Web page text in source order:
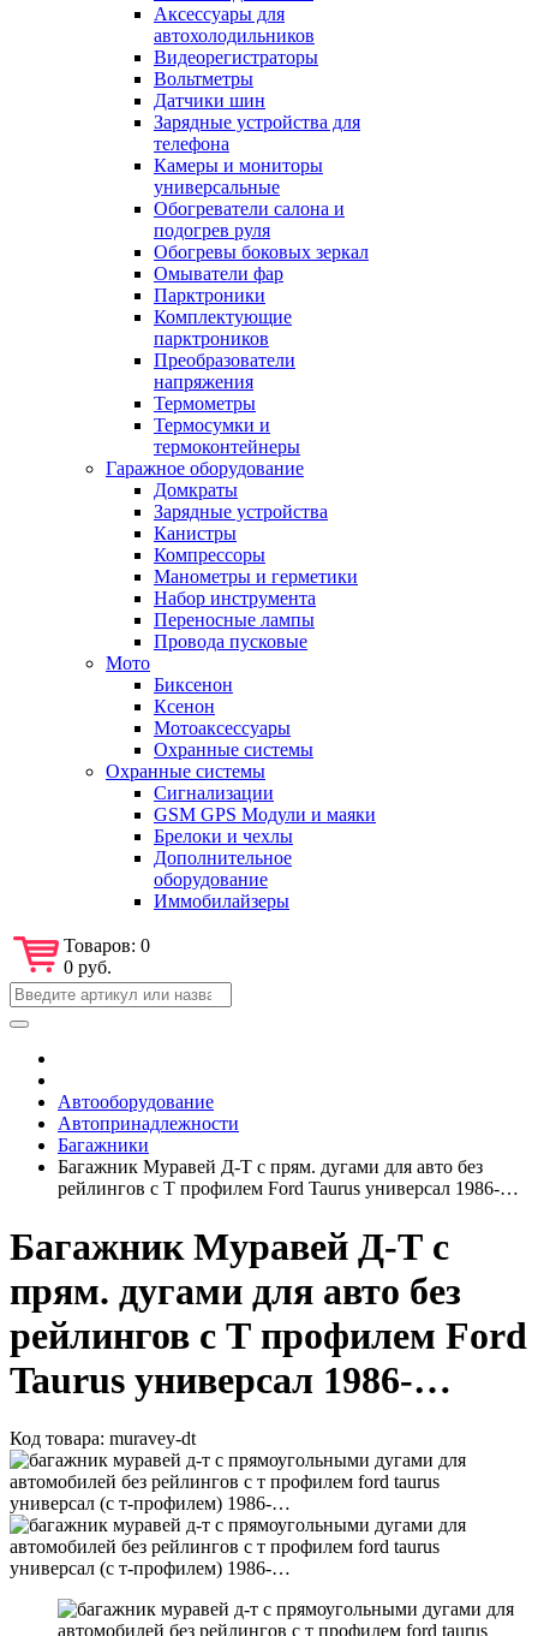
Аксессуары для
автохолодильников
Видеорегистраторы
Вольтметры
Датчики шин
Зарядные устройства для
телефона
Камеры и мониторы
универсальные
Обогреватели салона и
подогрев руля
Обогревы боковых зеркал
Омыватели фар
Парктроники
Комплектующие
парктроников
Преобразователи
напряжения
Термометры
Термосумки и
термоконтейнеры
Гаражное оборудование
Домкраты
Зарядные устройства
Канистры
Компрессоры
Манометры и герметики
Набор инструмента
Переносные лампы
Провода пусковые
Мото
Биксенон
Ксенон
Мотоаксессуары
Охранные системы
Охранные системы
Сигнализации
GSM GPS Модули и маяки
Брелоки и чехлы
Дополнительное
оборудование
Иммобилайзеры
Товаров: 0
0 руб.
Автооборудование
Автопринадлежности
Багажники
Багажник Муравей Д-Т с прям. дугами для авто без
рейлингов с Т профилем Ford Taurus универсал 1986-…
Багажник Муравей Д-Т с
прям. дугами для авто без
рейлингов с Т профилем Ford
Taurus универсал 1986-…
Код товара: muravey-dt